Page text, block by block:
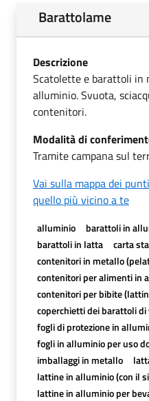
Barattolame
Descrizione
Scatolette e barattoli in
alluminio. Svuota,
contenitori.
Modalità di
Tramite campana sul
Vai sulla mappa dei
quello più vicino a te
alluminio
barattoli in
barattoli in latta
carta
contenitori in metallo
contenitori per alimenti in
contenitori per bibite
coperchietti dei barattoli
fogli di protezione in
fogli in alluminio per uso
imballaggi in metallo
lattine in alluminio (con il
lattine in alluminio per